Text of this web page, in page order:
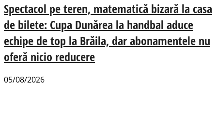
Spectacol pe teren, matematică bizară la casa
de bilete: Cupa Dunărea la handbal aduce
echipe de top la Brăila, dar abonamentele nu
oferă nicio reducere
05/08/2026